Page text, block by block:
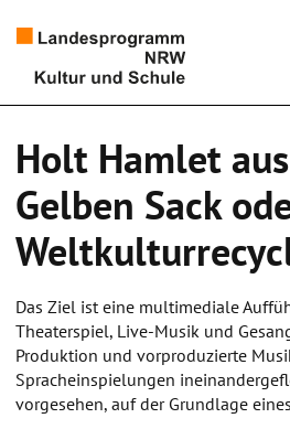
Künstlerpool
home Impressum
Holt Hamlet
Gelben Sack
Das Ziel ist eine multimediale
Theaterspiel, Live-Musik und
Produktion und vorproduzierte
Spracheinspielungen
vorgesehen, auf der Grundlage